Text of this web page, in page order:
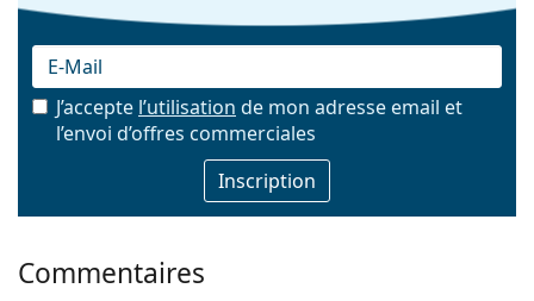
E-mail
J’accepte l’utilisation de mon adresse email et
l’envoi d’offres commerciales
Commentaires